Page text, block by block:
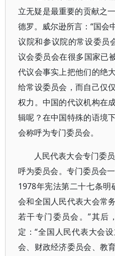
立无疑是最重要的贡献之
德罗。威尔逊所言：“国会
议院和参议院的常设委员
议会委员会在很多国家已
代议会事实上把他们的绝
给常设委员会，而自己仅
权力。中国的代议机构在
辑呢？在中国特殊的语境
会称呼为专门委员会。
人民代表大会专门委
呼为委员会。专门委员会
1978年宪法第二十七条明
会和全国人民代表大会常
若干专门委员会。”其后
定：“全国人民代表大会
会、财政经济委员会、教